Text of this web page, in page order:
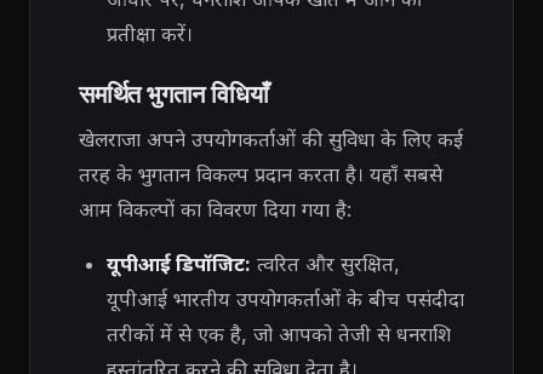
प्रतीक्षा करें।
समर्थित भुगतान विधियाँ
खेलराजा अपने उपयोगकर्ताओं की सुविधा के लिए कई
तरह के भुगतान विकल्प प्रदान करता है। यहाँ सबसे
आम विकल्पों का विवरण दिया गया है:
यूपीआई डिपॉजिट: त्वरित और सुरक्षित,
यूपीआई भारतीय उपयोगकर्ताओं के बीच पसंदीदा
तरीकों में से एक है, जो आपको तेजी से धनराशि
हस्तांतरित करने की सुविधा देता है।